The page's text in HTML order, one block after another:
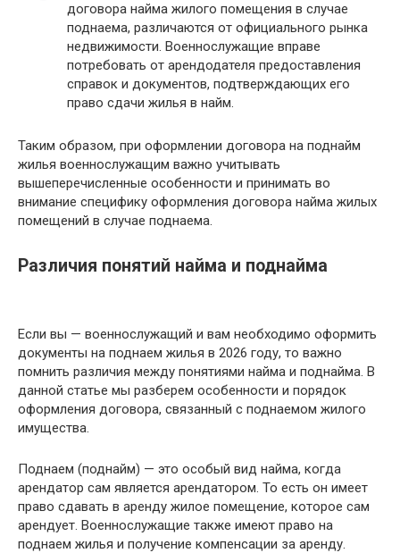
договора найма жилого помещения в случае
поднаема, различаются от официального рынка
недвижимости. Военнослужащие вправе
потребовать от арендодателя предоставления
справок и документов, подтверждающих его
право сдачи жилья в найм.
Таким образом, при оформлении договора на поднайм
жилья военнослужащим важно учитывать
вышеперечисленные особенности и принимать во
внимание специфику оформления договора найма жилых
помещений в случае поднаема.
Различия понятий найма и поднайма
Если вы — военнослужащий и вам необходимо оформить
документы на поднаем жилья в 2026 году, то важно
помнить различия между понятиями найма и поднайма. В
данной статье мы разберем особенности и порядок
оформления договора, связанный с поднаемом жилого
имущества.
Поднаем (поднайм) — это особый вид найма, когда
арендатор сам является арендатором. То есть он имеет
право сдавать в аренду жилое помещение, которое сам
арендует. Военнослужащие также имеют право на
поднаем жилья и получение компенсации за аренду.